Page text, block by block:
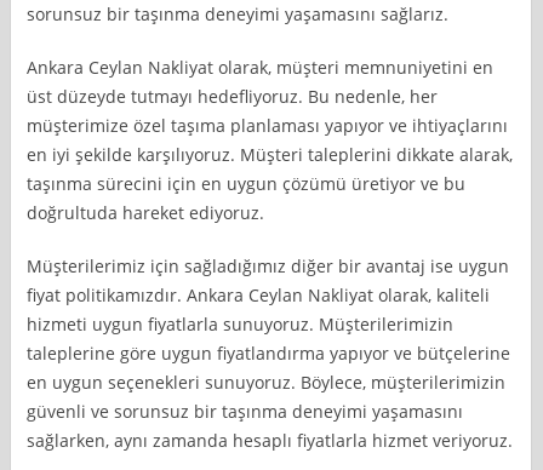
sorunsuz bir taşınma deneyimi yaşamasını sağlarız.
Ankara Ceylan Nakliyat olarak, müşteri memnuniyetini en
üst düzeyde tutmayı hedefliyoruz. Bu nedenle, her
müşterimize özel taşıma planlaması yapıyor ve ihtiyaçlarını
en iyi şekilde karşılıyoruz. Müşteri taleplerini dikkate alarak,
taşınma sürecini için en uygun çözümü üretiyor ve bu
doğrultuda hareket ediyoruz.
Müşterilerimiz için sağladığımız diğer bir avantaj ise uygun
fiyat politikamızdır. Ankara Ceylan Nakliyat olarak, kaliteli
hizmeti uygun fiyatlarla sunuyoruz. Müşterilerimizin
taleplerine göre uygun fiyatlandırma yapıyor ve bütçelerine
en uygun seçenekleri sunuyoruz. Böylece, müşterilerimizin
güvenli ve sorunsuz bir taşınma deneyimi yaşamasını
sağlarken, aynı zamanda hesaplı fiyatlarla hizmet veriyoruz.